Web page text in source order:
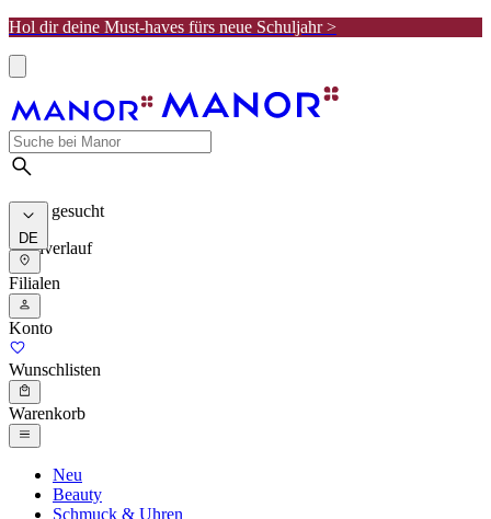
Hol dir deine Must-haves fürs neue Schuljahr >
Meist gesucht
Suchverlauf
DE
Filialen
Konto
Wunschlisten
Warenkorb
Neu
Beauty
Schmuck & Uhren